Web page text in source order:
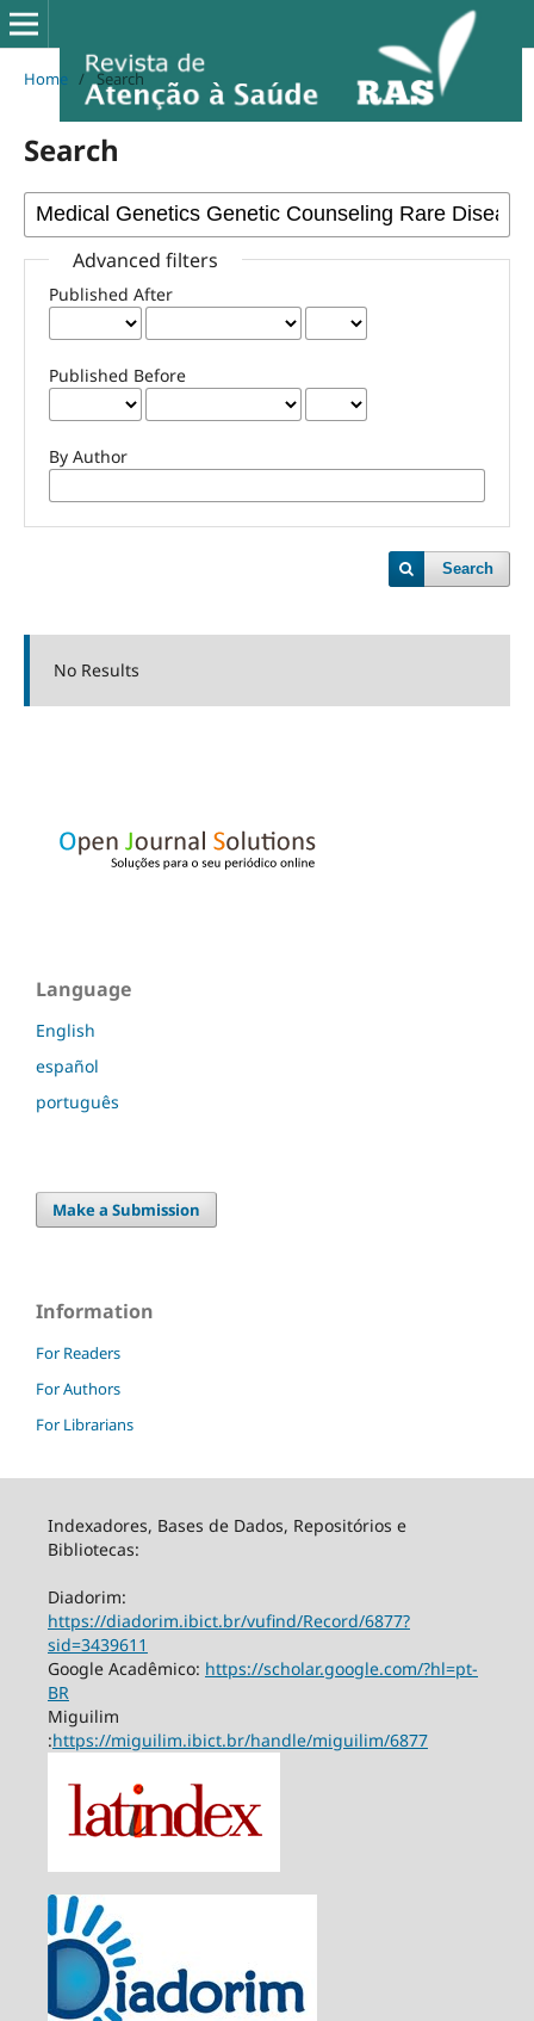
Home / Search
Search
Advanced filters
Published After
Published Before
By Author
Search
No Results
Language
English
español
português
Make a Submission
Information
For Readers
For Authors
For Librarians
Indexadores, Bases de Dados, Repositórios e
Bibliotecas:
Diadorim:
https://diadorim.ibict.br/vufind/Record/6877?
sid=3439611
Google Acadêmico: https://scholar.google.com/?hl=pt-
BR
Miguilim
:https://miguilim.ibict.br/handle/miguilim/6877